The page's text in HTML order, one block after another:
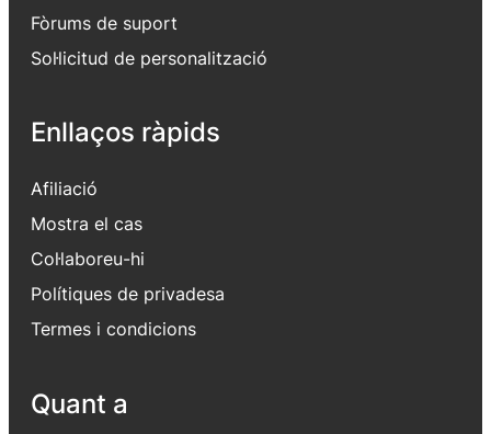
Fòrums de suport
Sol·licitud de personalització
Enllaços ràpids
Afiliació
Mostra el cas
Col·laboreu-hi
Polítiques de privadesa
Termes i condicions
Quant a